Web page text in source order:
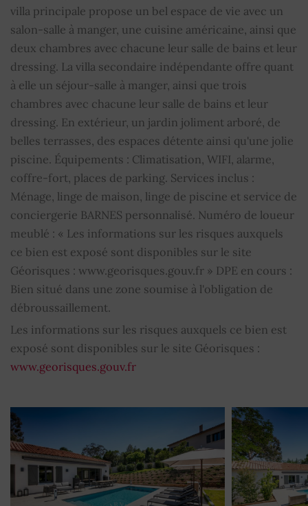
Piscine
Alarme OUI
TV par cable
Digicode OUI
Interphone
Gardien OUI
Loyer semaine
Basse saison
10 000 €
villa principale propose un bel espace de vie avec un
salon-salle à manger, une cuisine américaine, ainsi que
deux chambres avec chacune leur salle de bains et leur
dressing. La villa secondaire indépendante offre quant
à elle un séjour-salle à manger, ainsi que trois
chambres avec chacune leur salle de bains et leur
dressing. En extérieur, un jardin joliment arboré, de
belles terrasses, des espaces détente ainsi qu'une jolie
piscine. Équipements : Climatisation, WIFI, alarme,
coffre-fort, places de parking. Services inclus :
Ménage, linge de maison, linge de piscine et service de
conciergerie BARNES personnalisé. Numéro de loueur
meublé : « Les informations sur les risques auxquels
ce bien est exposé sont disponibles sur le site
Géorisques : www.georisques.gouv.fr » DPE en cours :
Bien situé dans une zone soumise à l'obligation de
débroussaillement.
Les informations sur les risques auxquels ce bien est
exposé sont disponibles sur le site Géorisques :
www.georisques.gouv.fr